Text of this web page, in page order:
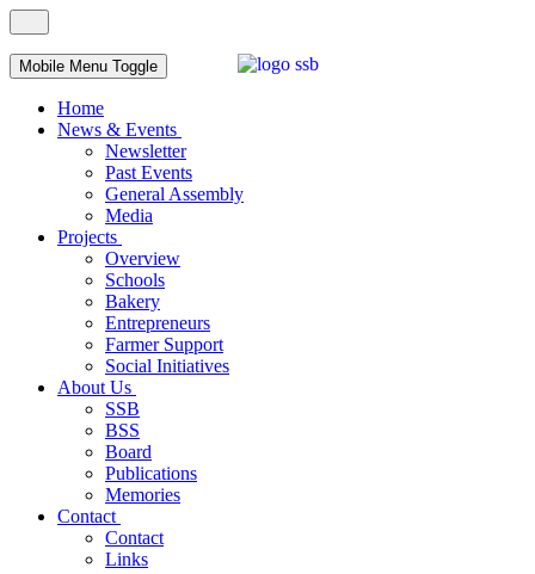
Mobile Menu Toggle
Home
News & Events
Newsletter
Past Events
General Assembly
Media
Projects
Overview
Schools
Bakery
Entrepreneurs
Farmer Support
Social Initiatives
About Us
SSB
BSS
Board
Publications
Memories
Contact
Contact
Links